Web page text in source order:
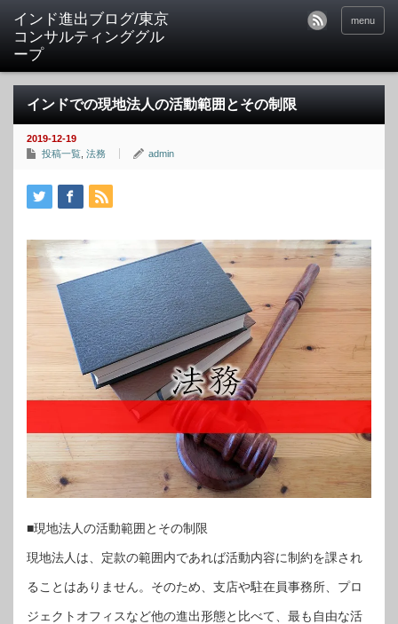
インド進出ブログ/東京
コンサルティンググル
ープ
menu
インドでの現地法人の活動範囲とその制限
2019-12-19
投稿一覧 法務 admin
■現地法人の活動範囲とその制限
現地法人は、定款の範囲内であれば活動内容に制約を課され
ることはありません。そのため、支店や駐在員事務所、プロ
ジェクトオフィスなど他の進出形態と比べて、最も自由な活